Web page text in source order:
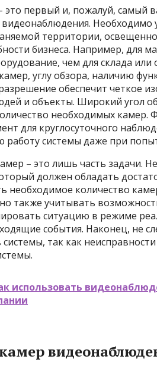
это первый и, пожалуй, самый
территории,
бизнеса. Например, для
чем для склада
углу обзора, наличию
обеспечит четкое
и объекты. Широкий угол
необходимых камер.
для круглосуточного
работу системы даже при
– это лишь часть задачи.
должен обладать
необходимое количество
также учитывать
ситуацию в режиме
события. Наконец, не
так как
использовать